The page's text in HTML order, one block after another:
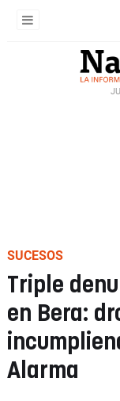
SUCESOS
Triple
en Bera:
Alarma